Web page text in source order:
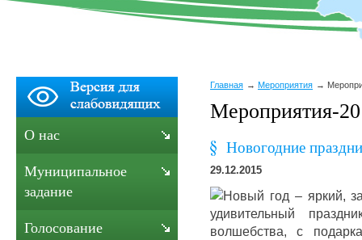
Главная Мероприятия
Мероприятия-
Новогодние
29.12.2015
Новый год – яркий,
удивительный
волшебства, с
О нас
Муниципальное
задание
Голосование